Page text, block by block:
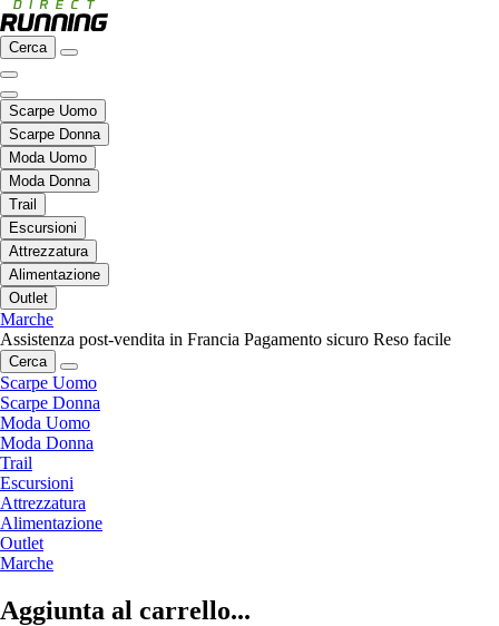
Cerca
Scarpe Uomo
Scarpe Donna
Moda Uomo
Moda Donna
Trail
Escursioni
Attrezzatura
Alimentazione
Outlet
Marche
Assistenza post-vendita in Francia Pagamento sicuro Reso facile
Cerca
Scarpe Uomo
Scarpe Donna
Moda Uomo
Moda Donna
Trail
Escursioni
Attrezzatura
Alimentazione
Outlet
Marche
Aggiunta al carrello...